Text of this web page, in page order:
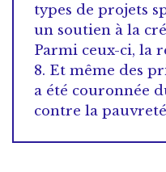
types de projets
un soutien à la
Parmi ceux-ci, la
8. Et même des
a été couronnée
contre la